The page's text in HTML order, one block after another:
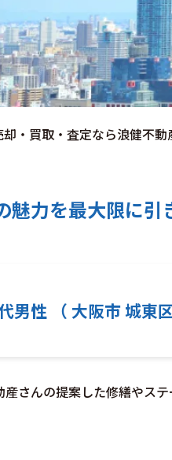
・買取・査定なら浪健不動
魅力を最大限に引
男性 （ 大阪市 城東
産さんの提案した修繕やス